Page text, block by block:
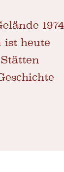
1974
ist heute